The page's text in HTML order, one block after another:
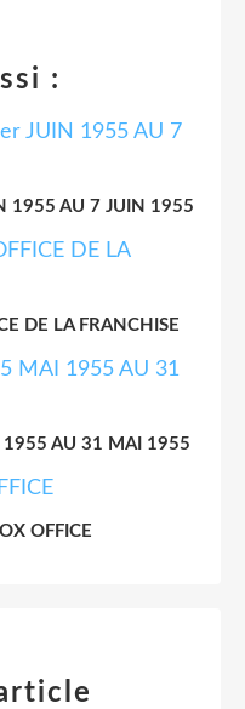
:
1955 AU 7 JUIN 1955
DE LA FRANCHISE
1955 AU 31 MAI 1955
OFFICE